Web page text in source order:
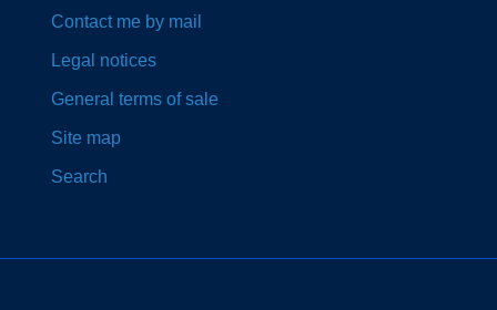
Contact me by mail
Legal notices
General terms of sale
Site map
Search